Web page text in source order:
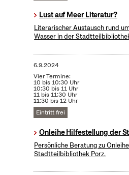
Lust auf Meer Literatur?
Literarischer Austausch rund
Wasser in der
6.9.2024
Vier Termine:
10 bis 10:30 Uhr
10:30 bis 11 Uhr
11 bis 11:30 Uhr
11:30 bis 12 Uhr
Eintritt frei
Onleihe Hilfestellung der
Persönliche Beratung zu
Stadtteilbibliothek Porz.